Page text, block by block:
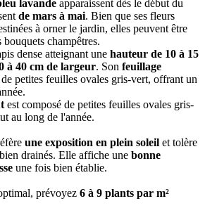
lavande apparaissent dès le début du
de mars à mai. Bien que ses fleurs
à orner le jardin, elles peuvent être
bouquets champêtres.
dense atteignant une hauteur de 10 à 15
à 40 cm de largeur. Son feuillage
petites feuilles ovales gris-vert, offrant un
est composé de petites feuilles ovales gris-
au long de l'année.
une exposition en plein soleil et tolère
drainés. Elle affiche une bonne
une fois bien établie.
prévoyez 6 à 9 plants par m²